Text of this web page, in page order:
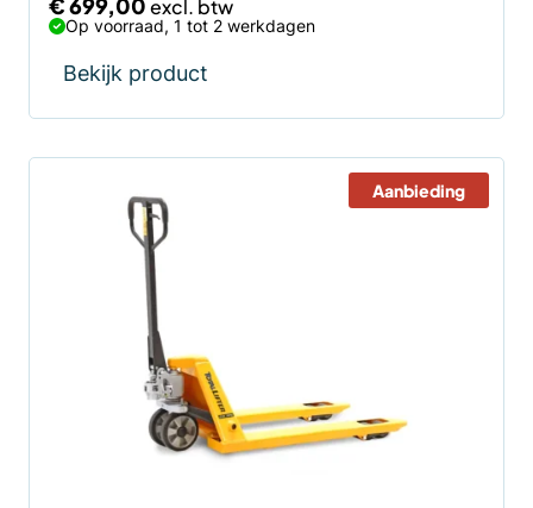
Op voorraad, 1 tot 2 werkdagen
Bekijk product
Aanbieding